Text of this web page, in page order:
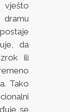
vješto
dramu
da
ili
Tako
se